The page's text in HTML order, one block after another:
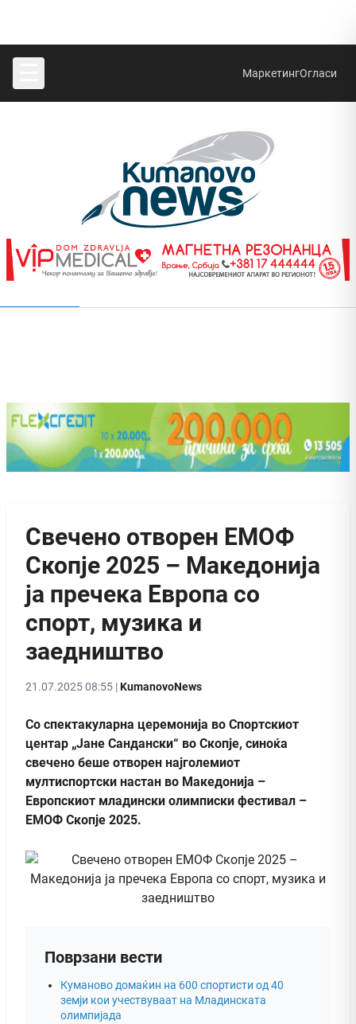
МаркетингОгласи
Свечено отворен ЕМОФ
Скопје 2025 – Македонија
ја пречека Европа со
спорт, музика и
заедништво
21.07.2025 08:55 |KumanovoNews
Со спектакуларна церемонија во Спортскиот
центар „Јане Сандански“ во Скопје, синоќа
свечено беше отворен најголемиот
мултиспортски настан во Македонија –
Европскиот младински олимписки фестивал –
ЕМОФ Скопје 2025.
Поврзани вести
Куманово домаќин на 600 спортисти од 40
земји кои учествуваат на Младинската
олимпијада